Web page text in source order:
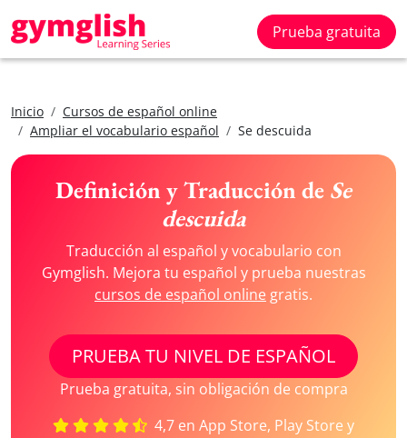
Prueba gratuita
Inicio
Cursos de español online
Ampliar el vocabulario español
Se descuida
Definición y Traducción de Se
descuida
Traducción al español y vocabulario con
Gymglish. Mejora tu español y prueba nuestras
cursos de español online gratis.
PRUEBA TU NIVEL DE ESPAÑOL
Prueba gratuita, sin obligación de compra
4,7 en App Store, Play Store y